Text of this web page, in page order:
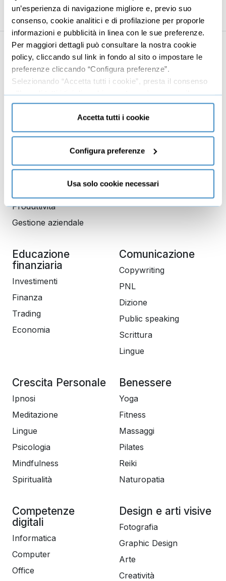
un’esperienza di navigazione migliore e, previo suo
consenso, cookie analitici e di profilazione per proporle
informazioni e pubblicità in linea con le sue preferenze.
Per maggiori dettagli può consultare la nostra cookie
policy, cliccando sul link in fondo al sito o impostare le
preferenze cliccando “Configura preferenze”.
Selezionando “Accetta tutti i cookie”, presta il consenso
all’uso di tutti i tipi di cookie mentre può revocare il
consenso cliccando su “Usa solo cookie necessari” e
saranno attivati i soli cookie tecnici necessari al corretto
funzionamento del sito.
Accetta tutti i cookie
Configura preferenze
Usa solo cookie necessari
Business
Mindset imprenditoriale
Imprenditoria
Business management
Produttività
Gestione aziendale
Digital marketing
Seo
Social media manager
Educazione
finanziaria
Investimenti
Finanza
Trading
Economia
Comunicazione
Copywriting
PNL
Dizione
Public speaking
Scrittura
Lingue
Crescita Personale
Ipnosi
Meditazione
Lingue
Psicologia
Mindfulness
Spiritualità
Benessere
Yoga
Fitness
Massaggi
Pilates
Reiki
Naturopatia
Competenze
digitali
Informatica
Computer
Office
Design e arti visive
Fotografia
Graphic Design
Arte
Creatività